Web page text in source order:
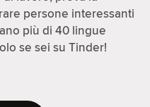
persone interessanti
più di 40 lingue
se sei su Tinder!